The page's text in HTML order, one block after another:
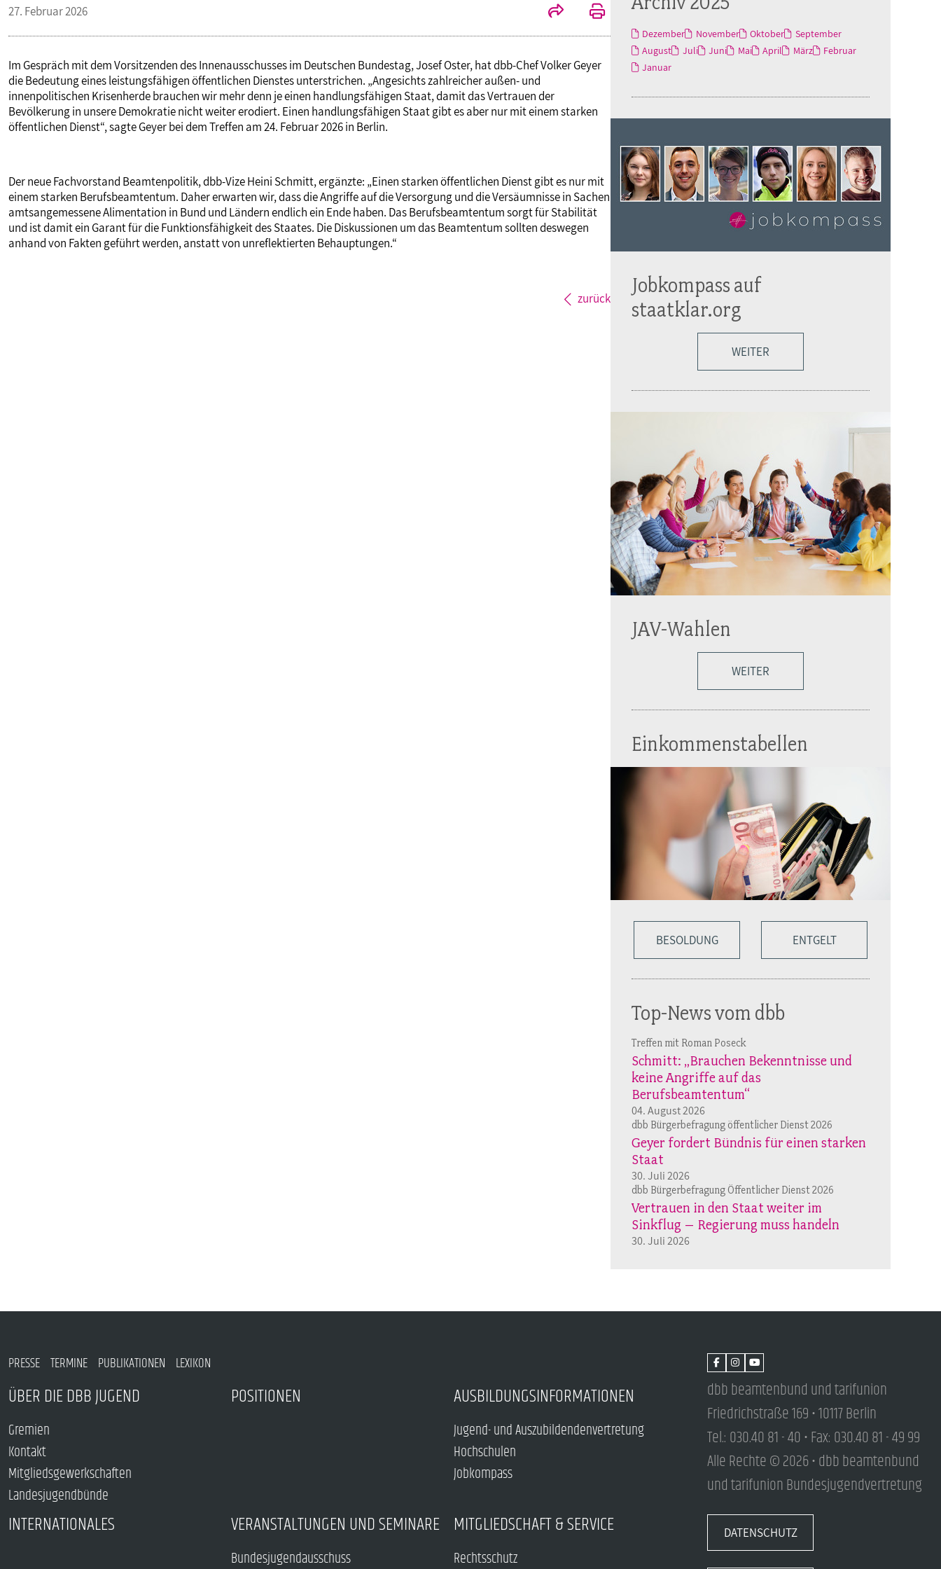
Parlamentarisches Sommerfest
MITGLIEDSCHAFT & SERVICE
Verlag
27. Februar 2026
Im Gespräch mit dem Vorsitzenden des Innenausschusses im Deutschen Bundestag, Josef Oster, hat dbb-Chef Volker Geyer
die Bedeutung eines leistungsfähigen öffentlichen Dienstes unterstrichen. „Angesichts zahlreicher außen- und
innenpolitischen Krisenherde brauchen wir mehr denn je einen handlungsfähigen Staat, damit das Vertrauen der
Bevölkerung in unsere Demokratie nicht weiter erodiert. Einen handlungsfähigen Staat gibt es aber nur mit einem starken
öffentlichen Dienst“, sagte Geyer bei dem Treffen am 24. Februar 2026 in Berlin.
Der neue Fachvorstand Beamtenpolitik, dbb-Vize Heini Schmitt, ergänzte: „Einen starken öffentlichen Dienst gibt es nur mit
einem starken Berufsbeamtentum. Daher erwarten wir, dass die Angriffe auf die Versorgung und die Versäumnisse in Sachen
amtsangemessene Alimentation in Bund und Ländern endlich ein Ende haben. Das Berufsbeamtentum sorgt für Stabilität
und ist damit ein Garant für die Funktionsfähigkeit des Staates. Die Diskussionen um das Beamtentum sollten deswegen
anhand von Fakten geführt werden, anstatt von unreflektierten Behauptungen.“
zurück
Dezember November Oktober
September
August
Juli Juni Mai April März
Februar
Januar
Jobkompass auf
staatklar.org
WEITER
JAV-Wahlen
WEITER
Einkommenstabellen
BESOLDUNG ENTGELT
Top-News vom dbb
Treffen mit Roman Poseck
Schmitt: „Brauchen Bekenntnisse und
keine Angriffe auf das
Berufsbeamtentum“
04. August 2026
dbb Bürgerbefragung öffentlicher Dienst 2026
Geyer fordert Bündnis für einen starken
Staat
30. Juli 2026
dbb Bürgerbefragung Öffentlicher Dienst 2026
Vertrauen in den Staat weiter im
Sinkflug – Regierung muss handeln
30. Juli 2026
PRESSE TERMINE PUBLIKATIONEN LEXIKON
ÜBER DIE DBB JUGEND
Gremien
Kontakt
Mitgliedsgewerkschaften
Landesjugendbünde
POSITIONEN AUSBILDUNGSINFORMATIONEN
Jugend- und Auszubildendenvertretung
Hochschulen
Jobkompass
INTERNATIONALES VERANSTALTUNGEN UND SEMINARE
Bundesjugendausschuss
MITGLIEDSCHAFT & SERVICE
Rechtsschutz
dbb beamtenbund und tarifunion
Friedrichstraße 169 • 10117 Berlin
Tel.: 030.40 81 - 40 • Fax: 030.40 81 - 49 99
Alle Rechte © 2026 • dbb beamtenbund
und tarifunion Bundesjugendvertretung
DATENSCHUTZ